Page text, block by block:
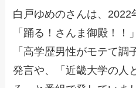
白戸ゆめのさんは、2022
「踊る！さんま御殿！！
「高学歴男性がモテて調
発言や、「近畿大学の人